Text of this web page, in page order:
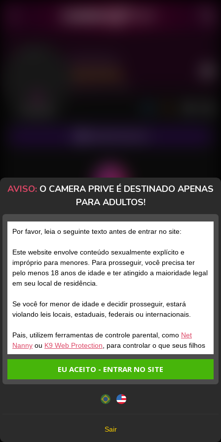
POSTS FANCLUB PAGOS AVALIAÇÕES
Posts (176) Fotos (143) Vídeos
Grátis
Verifique sua conta Verifique sua conta
1
Este website utiliza cookies e tecnologias semelhantes de
Política de Privacidade
você concorda com estes termos.
AVISO: O CAMERA PRIVE É DESTINADO APENAS
PARA ADULTOS!
Por favor, leia o seguinte texto antes de entrar no site:
Este website envolve conteúdo sexualmente explícito e
impróprio para menores. Para prosseguir, você precisa ter
pelo menos 18 anos de idade e ter atingido a maioridade legal
em seu local de residência.
Se você for menor de idade e decidir prosseguir, estará
violando leis locais, estaduais, federais ou internacionais.
Pais, utilizem ferramentas de controle parental, como Net
Nanny ou K9 Web Protection, para controlar o que seus filhos
veem.
fatos:
Tenho ao menos 18 anos de idade e sou maior de idade
EU ACEITO - ENTRAR NO SITE
Sair